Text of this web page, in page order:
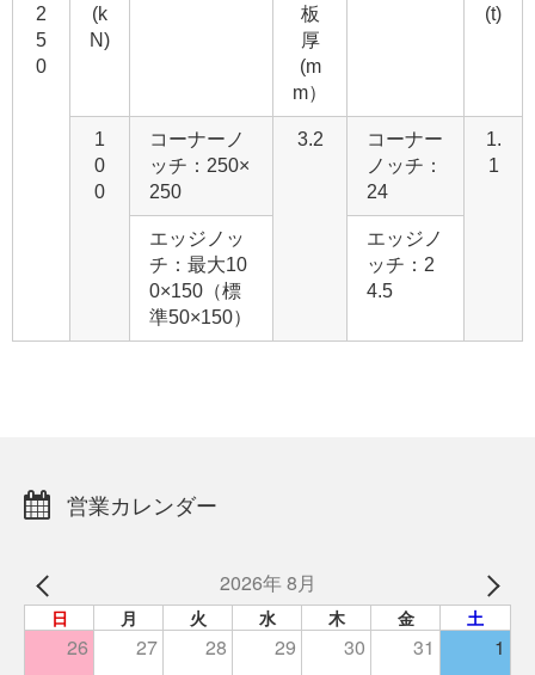
2
5
0
(k
N)
板
厚
(m
m）
(t)
1
0
0
コーナーノ
ッチ：250×
250
3.2
コーナー
ノッチ：
24
1.
1
エッジノッ
チ：最大10
0×150（標
準50×150）
エッジノ
ッチ：2
4.5
営業カレンダー
2026年 8月
日 月 火 水 木 金 土
26 27 28 29 30 31 1